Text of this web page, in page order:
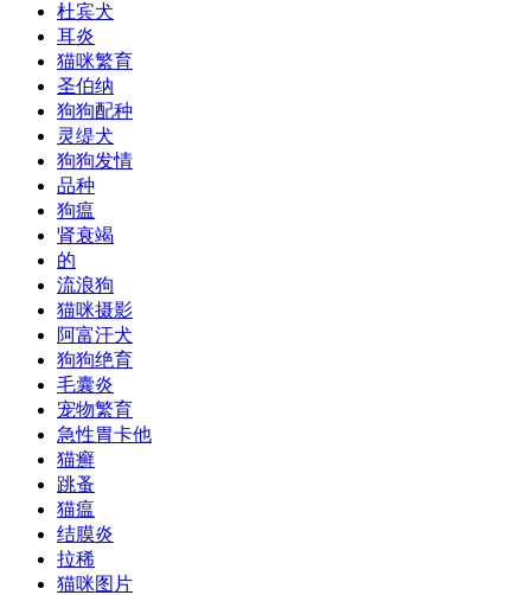
杜宾犬
耳炎
猫咪繁育
圣伯纳
狗狗配种
灵缇犬
狗狗发情
品种
狗瘟
肾衰竭
的
流浪狗
猫咪摄影
阿富汗犬
狗狗绝育
毛囊炎
宠物繁育
急性胃卡他
猫癣
跳蚤
猫瘟
结膜炎
拉稀
猫咪图片